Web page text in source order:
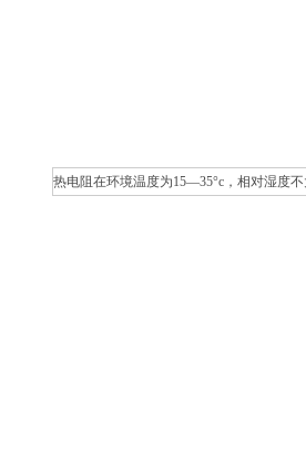
热电阻在环境温度为15—35°c，相对湿度